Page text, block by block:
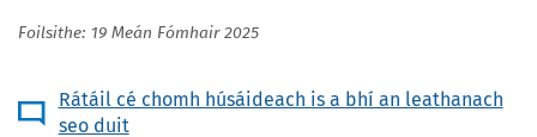
Foilsithe: 19 Meán Fómhair 2025
Rátáil cé chomh húsáideach is a bhí an leathanach
seo duit